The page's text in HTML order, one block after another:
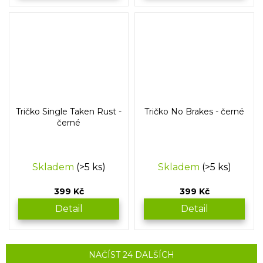
Tričko Single Taken Rust -
černé
Skladem (>5 ks)
399 Kč
Detail
Tričko No Brakes - černé
Skladem (>5 ks)
399 Kč
Detail
NAČÍST 24 DALŠÍCH